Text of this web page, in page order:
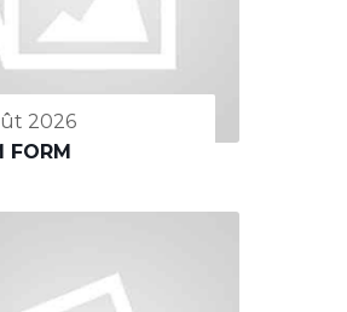
2026
FORM